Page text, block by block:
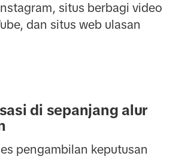
situs berbagi video
dan situs web ulasan
di sepanjang alur
pengambilan keputusan